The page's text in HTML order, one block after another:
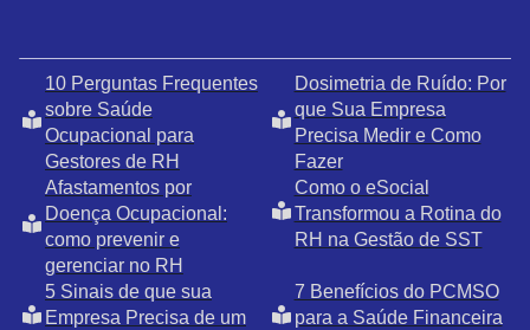
10 Perguntas Frequentes
sobre Saúde
Ocupacional para
Gestores de RH
Dosimetria de Ruído: Por
que Sua Empresa
Precisa Medir e Como
Fazer
Afastamentos por
Doença Ocupacional:
como prevenir e
gerenciar no RH
Como o eSocial
Transformou a Rotina do
RH na Gestão de SST
5 Sinais de que sua
Empresa Precisa de um
7 Benefícios do PCMSO
para a Saúde Financeira